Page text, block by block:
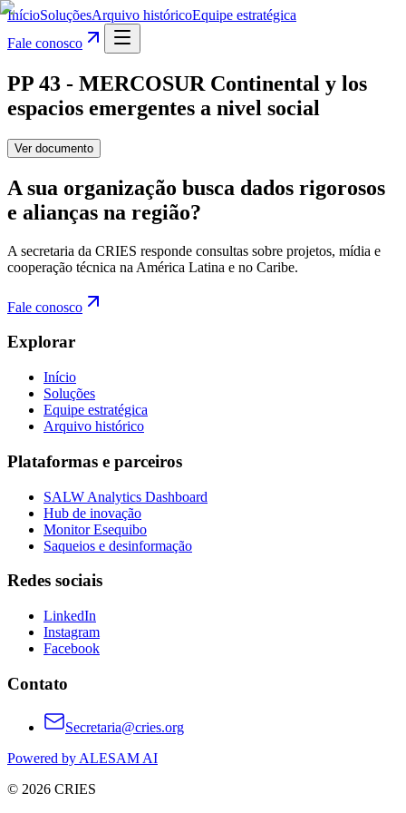
InícioSoluçõesArquivo históricoEquipe estratégica
Fale conosco
PP 43 - MERCOSUR Continental y los
espacios emergentes a nivel social
Ver documento
A sua organização busca dados rigorosos
e alianças na região?
A secretaria da CRIES responde consultas sobre projetos, mídia e
cooperação técnica na América Latina e no Caribe.
Fale conosco
Explorar
Início
Soluções
Equipe estratégica
Arquivo histórico
Plataformas e parceiros
SALW Analytics Dashboard
Hub de inovação
Monitor Esequibo
Saqueios e desinformação
Redes sociais
LinkedIn
Instagram
Facebook
Contato
Secretaria@cries.org
Powered by ALESAM AI
© 2026 CRIES